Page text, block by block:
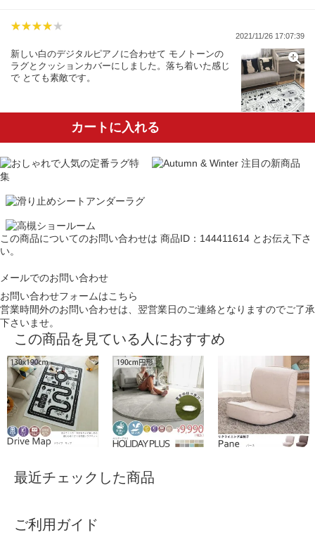
2021/11/26 17:07:39
新しい白のデジタルピアノに合わせて モノトーンの
ラグとクッションカバーにしました。落ち着いた感じ
で とても素敵です。
カートに入れる
この商品についてのお問い合わせは 商品ID：144411614 とお伝え下さ
い。
メールでのお問い合わせ
お問い合わせフォームはこちら
営業時間外のお問い合わせは、翌営業日のご連絡となりますのでご了承
下さいませ。
この商品を見ている人におすすめ
最近チェックした商品
ご利用ガイド